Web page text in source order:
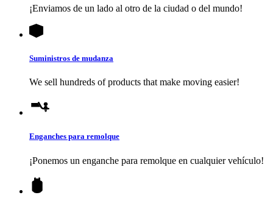
¡Enviamos de un lado al otro de la ciudad o del mundo!
Suministros de mudanza
We sell hundreds of products that make moving easier!
Enganches para remolque
¡Ponemos un enganche para remolque en cualquier vehículo!